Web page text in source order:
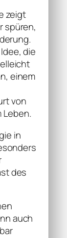
zeigt
spüren,
die
einem
von
Leben.
in
des
auch